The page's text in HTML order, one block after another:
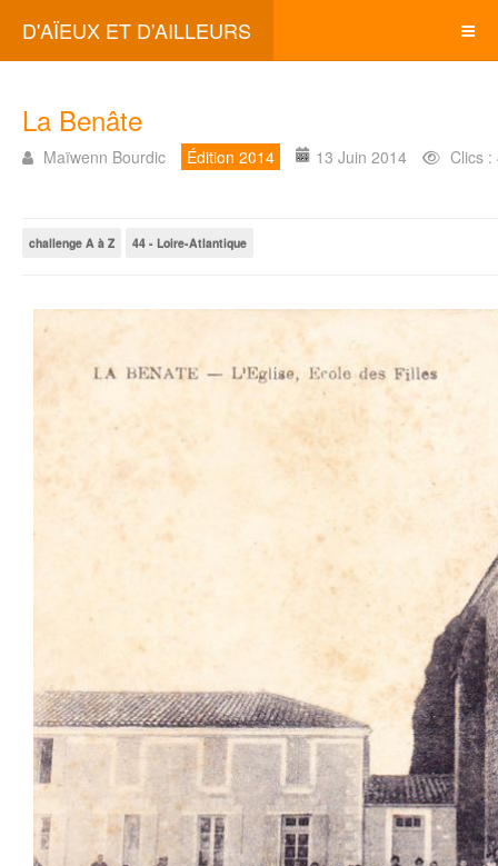
D'AÏEUX ET D'AILLEURS
La Benâte
Maïwenn Bourdic Édition 2014 13 Juin 2014 Clics :
challenge A à Z 44 - Loire-Atlantique